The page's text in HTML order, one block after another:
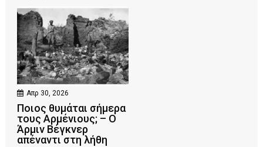
Απρ 30, 2026
Ποιος θυμάται σήμερα
τους Αρμένιους; – Ο
Άρμιν Βέγκνερ
απέναντι στη λήθη